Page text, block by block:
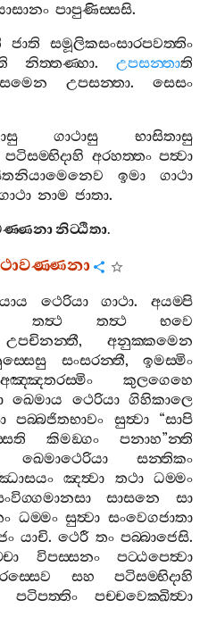
පාපුණිස‍්සසි.
ජාති
සමූලිකසංසාරපවත‍්තිං
නිත‍්තණ‍්හා.උපසන‍්තාති
උපසන‍්තා. සෙසං
ගාථාසු
භාසිතාසු
පටිසම‍්භිදාහි අරහත‍්තං පත්‍වා
ඉමා
ගාථා
නාම ජාතා.
නිට‍්ඨිතා.
ථෙරියා ගාථා. අයම‍්පි
තත්‍ථ තත්‍ථ
භවෙ
උපචිනන‍්තී,අනුක‍්කමෙන
සංසරන‍්තී,ඉමස‍්මිං
අඤ‍්ඤතරස‍්මිං
කුලගෙහෙ
ඛෙමාය ථෙරියා ගිහිකාලෙ
පබ‍්බජිතභාවං සුත්‍වා“සාපි
කිමඞ‍්ගං පනාහ”න‍්ති
ඛෙමාථෙරියා
සන‍්තිකං
ඤත්‍වා තථා
ධම‍්මං
සාසනෙ
සා
ධම‍්මං සුත්‍වා සංවෙගජාතා
යාචි.ථෙරී තං පබ‍්බාජෙසි.
විපස‍්සනං
පට‍්ඨපෙත්‍වා
සහ
පටිසම‍්භිදාහි
පටිපත‍්තිං
පච‍්චවෙක‍්ඛිත්‍වා